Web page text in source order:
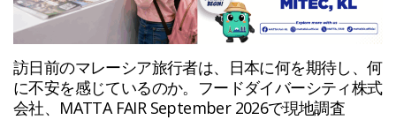
訪日前のマレーシア旅行者は、日本に何を期待し、何
に不安を感じているのか。フードダイバーシティ株式
会社、MATTA FAIR September 2026で現地調査